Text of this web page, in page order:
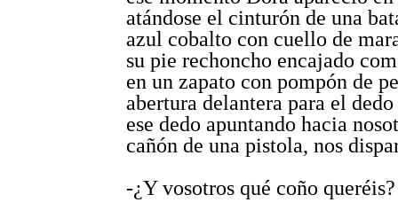
atándose el cinturón de una
azul cobalto con cuello de
su pie rechoncho encajado
en un zapato con pompón de
abertura delantera para el
ese dedo apuntando hacia
cañón de una pistola, nos
-¿Y vosotros qué coño queréis?